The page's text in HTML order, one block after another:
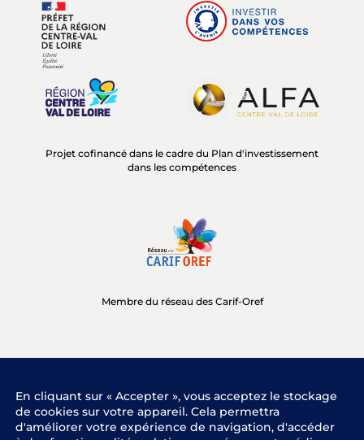
Projet cofinancé dans le cadre du Plan d'investissement
dans les compétences
Membre du réseau des Carif-Oref
Menu
Pied
Mentions légales
En cliquant sur « Accepter », vous acceptez le stockage
de cookies sur votre appareil. Cela permettra
d'améliorer votre expérience de navigation, d'accéder